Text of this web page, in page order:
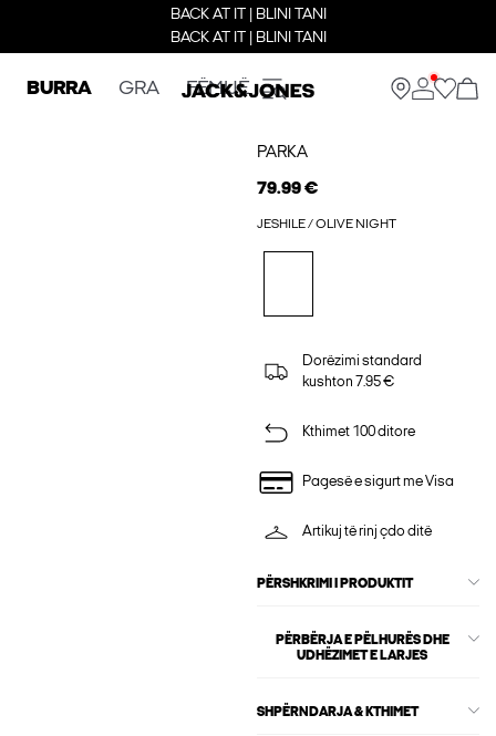
BACK AT IT | BLINI TANI
BACK AT IT | BLINI TANI
BURRA GRA FËMIJË
PARKA
79.99 €
JESHILE / OLIVE NIGHT
Dorëzimi standard
kushton 7.95 €
Kthimet 100 ditore
Pagesë e sigurt me Visa
Artikuj të rinj çdo ditë
PËRSHKRIMI I PRODUKTIT
PËRBËRJA E PËLHURËS DHE
UDHËZIMET E LARJES
SHPËRNDARJA & KTHIMET